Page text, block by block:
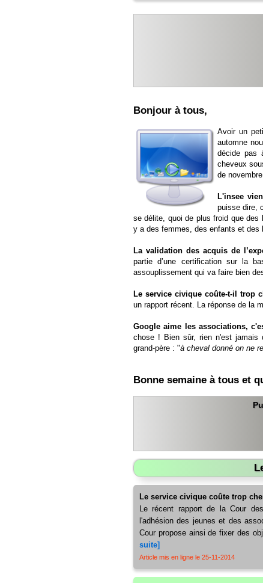
Bonjour à tous,
Avoir un
automne
décide pas
cheveux
de
L'insee
puisse dire,
se délite, quoi de plus froid que
y a des femmes, des enfants et des
La validation des acquis de
partie d’une certification sur la
assouplissement qui va faire bien
Le service civique coûte-t-il trop
un rapport récent. La réponse de la
Google aime les associations,
chose ! Bien sûr, rien n'est jamais
grand-père : "à cheval donné on ne
Bonne semaine à tous et
Le service civique coûte trop
Le récent rapport de la Cour
l'adhésion des jeunes et des
Cour propose ainsi de fixer des
suite]
Article mis en ligne le 25-11-2014